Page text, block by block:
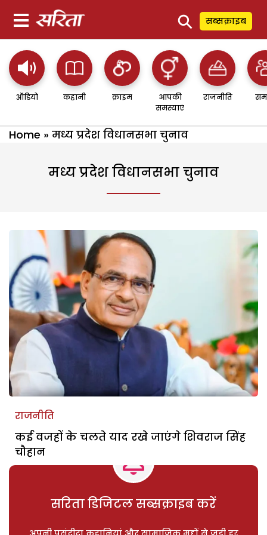
⚲ सब्सक्राइब
ऑडियो कहानी क्राइम
आपकी
समस्याएं
राजनीति
Home » मध्य प्रदेश विधानसभा चुनाव
मध्य प्रदेश विधानसभा चुनाव
राजनीति
कई वजहों के चलते याद रखे जाएंगे शिवराज सिंह
चौहान
सरिता डिजिटल सब्सक्राइब करें